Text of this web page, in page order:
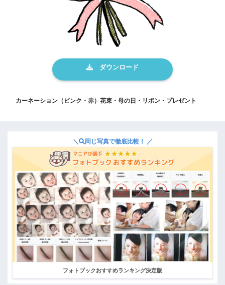
カーネーション（ピンク・赤）花束・母の日・リボン・プレゼント
＼ 同じ写真で徹底比較！ ／
フォトブックおすすめランキング決定版